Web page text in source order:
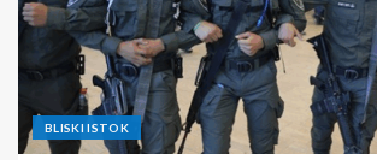
BLISKI ISTOK